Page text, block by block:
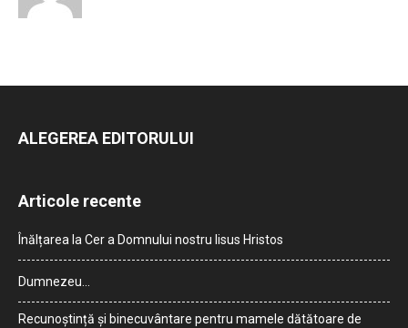
ALEGEREA EDITORULUI
Articole recente
Înălțarea la Cer a Domnului nostru Iisus Hristos
Dumnezeu…
Recunoștință și binecuvântare pentru mamele dătătoare de